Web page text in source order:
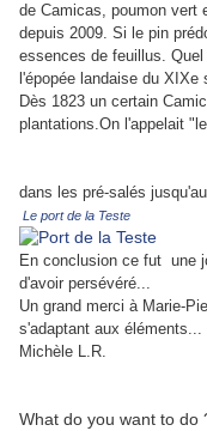
de Camicas, poumon vert
depuis 2009. Si le pin
essences de feuillus.
l'épopée landaise du
Dès 1823 un certain
plantations.On l'appelait
Pour
dans les pré-salés
Le port de la Teste
En conclusion ce fut une
d'avoir persévéré...
Un grand merci à Marie-
s'adaptant aux éléments...
Michèle L.R.
What do you want to do